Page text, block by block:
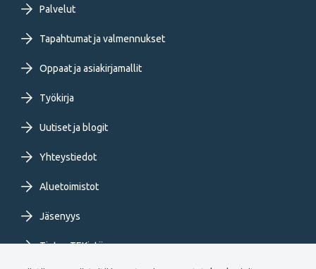
Footer
primary
menu
FI
Palvelut
Tapahtumat ja valmennukset
Oppaat ja asiakirjamallit
Työkirja
Uutiset ja blogit
Yhteystiedot
Aluetoimistot
Jäsenyys
Tietoa TEKistä